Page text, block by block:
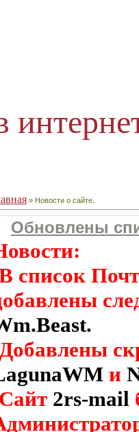
» Новости о сайте.
Обновлены
список
и
2rs-mail